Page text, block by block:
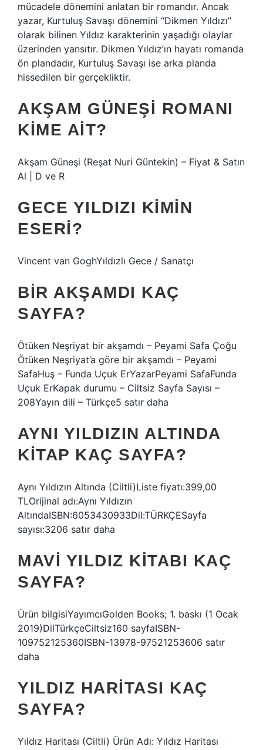
mücadele dönemini anlatan bir romandır. Ancak
yazar, Kurtuluş Savaşı dönemini “Dikmen Yıldızı”
olarak bilinen Yıldız karakterinin yaşadığı olaylar
üzerinden yansıtır. Dikmen Yıldız’ın hayatı romanda
ön plandadır, Kurtuluş Savaşı ise arka planda
hissedilen bir gerçekliktir.
AKŞAM GÜNEŞI ROMANI
KIME AIT?
Akşam Güneşi (Reşat Nuri Güntekin) – Fiyat & Satın
Al | D ve R
GECE YILDIZI KIMIN
ESERI?
Vincent van GoghYıldızlı Gece / Sanatçı
BIR AKŞAMDI KAÇ
SAYFA?
Ötüken Neşriyat bir akşamdı – Peyami Safa Çoğu
Ötüken Neşriyat’a göre bir akşamdı – Peyami
SafaHuş – Funda Uçuk ErYazarPeyami SafaFunda
Uçuk ErKapak durumu – Ciltsiz Sayfa Sayısı –
208Yayın dili – Türkçe5 satır daha
AYNI YILDIZIN ALTINDA
KITAP KAÇ SAYFA?
Aynı Yıldızın Altında (Ciltli)Liste fiyatı:399,00
TLOrijinal adı:Aynı Yıldızın
AltındaISBN:6053430933Dil:TÜRKÇESayfa
sayısı:3206 satır daha
MAVI YILDIZ KITABI KAÇ
SAYFA?
Ürün bilgisiYayımcı‎Golden Books; 1. baskı (1 Ocak
2019)Dil‎TürkçeCiltsiz‎160 sayfaISBN-
10‎9752125360ISBN-13‎978-97521253606 satır
daha
YILDIZ HARITASI KAÇ
SAYFA?
Yıldız Haritası (Ciltli) Ürün Adı: Yıldız Haritası